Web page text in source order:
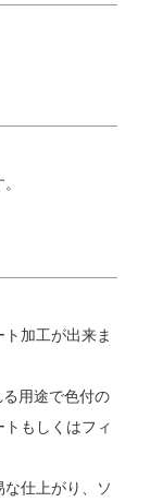
加工が出来ま
用途で色付の
もしくはフィ
仕上がり、ソ